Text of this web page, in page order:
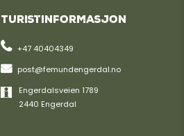
Turistinformasjon
+47 40404349
post@femundengerdal.no
Engerdalsveien 1789
2440 Engerdal